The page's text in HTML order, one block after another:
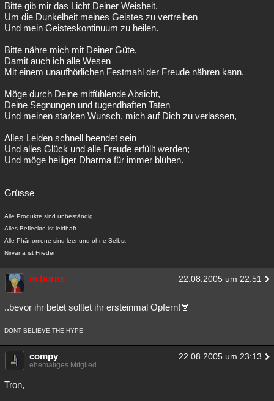
Bitte gib mir das Licht Deiner Weisheit,
Um die Dunkelheit meines Geistes zu vertreiben
Und mein Geisteskontinuum zu heilen.
Bitte nähre mich mit Deiner Güte,
Damit auch ich alle Wesen
Mit einem unaufhörlichen Festmahl der Freude nähren kann.
Möge durch Deine mitfühlende Absicht,
Deine Segnungen und tugendhaften Taten
Und meinen starken Wunsch, mich auf Dich zu verlassen,
Alles Leiden schnell beendet sein
Und alles Glück und alle Freude erfüllt werden;
Und möge heiliger Dharma für immer blühen.
Grüsse
Alle Produkte sind unbeständig
Alles Befleckte ist leidhaft
Alle Phänomene sind leer und ohne Selbst
Nirvāna ist Frieden
m.burns 22.08.2005 um 22:51
..bevor ihr betet solltet ihr ersteinmal Opfern!
DONT BELIEVE THE HYPE
compy 22.08.2005 um 23:13
ehemaliges Mitglied
Tron,